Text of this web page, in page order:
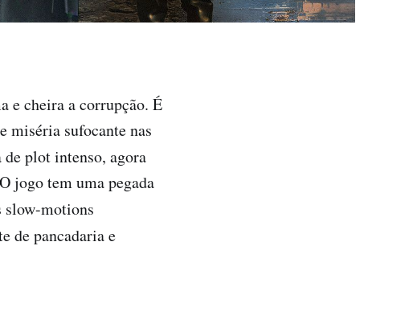
e cheira a corrupção. É
miséria sufocante nas
plot intenso, agora
jogo tem uma pegada
slow-motions
de pancadaria e